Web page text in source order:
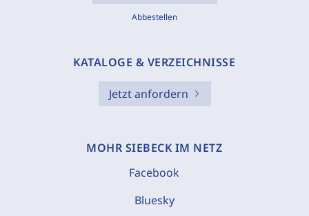
Abbestellen
KATALOGE & VERZEICHNISSE
Jetzt anfordern
MOHR SIEBECK IM NETZ
Facebook
Bluesky